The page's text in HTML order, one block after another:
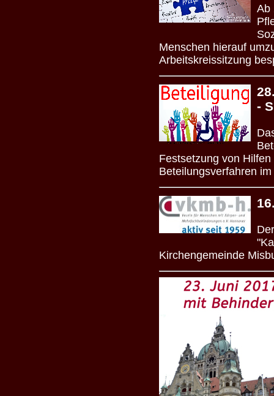
Ab
Menschen hierauf
Arbeitskreissitzung
-
Festsetzung von
Beteilungsverfahren
Kirchengemeinde